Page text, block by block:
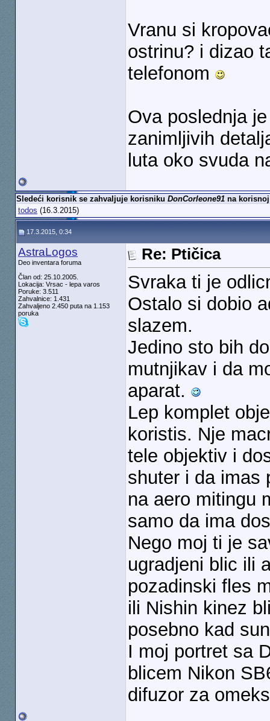
Vranu si
ostrinu? i dizao
telefonom
Ova poslednja
zanimljivih
luta oko svuda
Sledeći korisnik se zahvaljuje korisniku DonCorleone91na
todos (16.3.2015)
17.3.2015, 0:34
AstraLogos
Deo inventara foruma
Član od: 25.10.2005.
Lokacija: Vrsac - lepa varos
Poruke: 3.511
Zahvalnice: 1.431
Zahvaljeno 2.450 puta na 1.153
poruka
Re: Ptičica
Svraka ti je
Ostalo si dobio
slazem.
Jedino sto bih
mutnjikav i da
aparat.
Lep komplet
koristis. Nje
tele objektiv i
shuter i da imas
na aero mitingu
samo da ima
Nego moj ti je
ugradjeni blic ili
pozadinski fles
ili Nishin kinez
posebno kad
I moj portret sa
blicem Nikon
difuzor za